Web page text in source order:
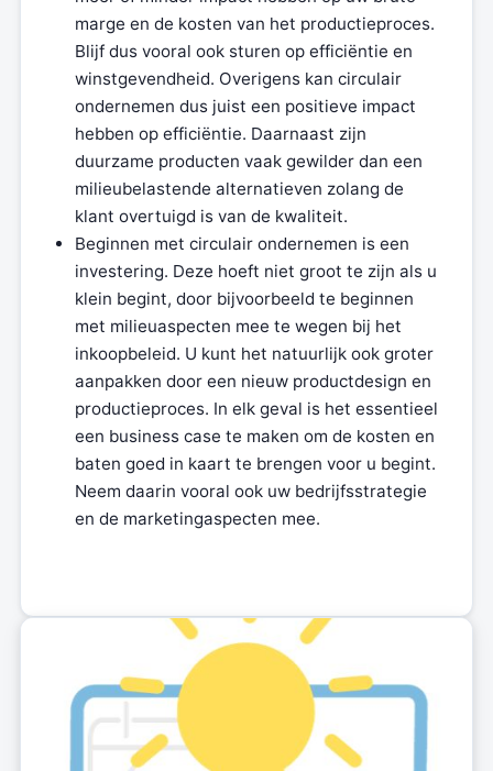
marge en de kosten van het productieproces.
Blijf dus vooral ook sturen op efficiëntie en
winstgevendheid. Overigens kan circulair
ondernemen dus juist een positieve impact
hebben op efficiëntie. Daarnaast zijn
duurzame producten vaak gewilder dan een
milieubelastende alternatieven zolang de
klant overtuigd is van de kwaliteit.
Beginnen met circulair ondernemen is een
investering. Deze hoeft niet groot te zijn als u
klein begint, door bijvoorbeeld te beginnen
met milieuaspecten mee te wegen bij het
inkoopbeleid. U kunt het natuurlijk ook groter
aanpakken door een nieuw productdesign en
productieproces. In elk geval is het essentieel
een business case te maken om de kosten en
baten goed in kaart te brengen voor u begint.
Neem daarin vooral ook uw bedrijfsstrategie
en de marketingaspecten mee.